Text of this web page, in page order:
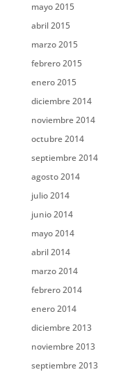
mayo 2015
abril 2015
marzo 2015
febrero 2015
enero 2015
diciembre 2014
noviembre 2014
octubre 2014
septiembre 2014
agosto 2014
julio 2014
junio 2014
mayo 2014
abril 2014
marzo 2014
febrero 2014
enero 2014
diciembre 2013
noviembre 2013
septiembre 2013